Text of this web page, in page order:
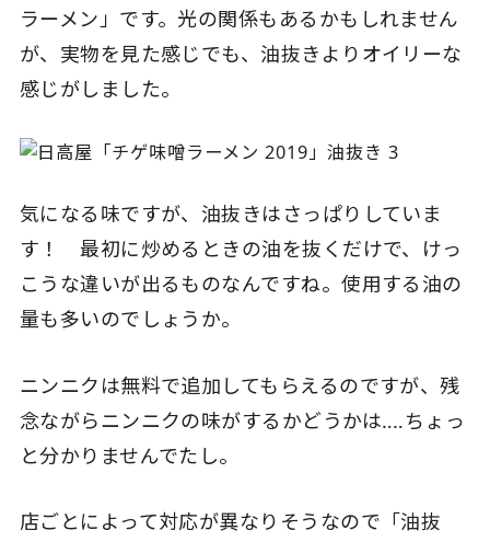
ラーメン」です。光の関係もあるかもしれません
が、実物を見た感じでも、油抜きよりオイリーな
感じがしました。
気になる味ですが、油抜きはさっぱりしていま
す！ 最初に炒めるときの油を抜くだけで、けっ
こうな違いが出るものなんですね。使用する油の
量も多いのでしょうか。
ニンニクは無料で追加してもらえるのですが、残
念ながらニンニクの味がするかどうかは‥‥ちょっ
と分かりませんでたし。
店ごとによって対応が異なりそうなので「油抜